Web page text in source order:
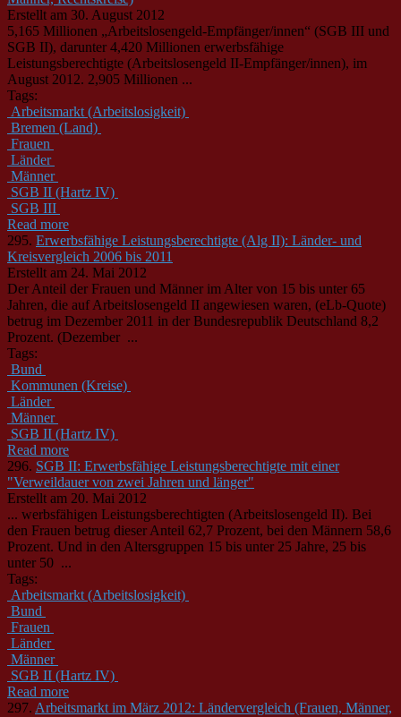
Erstellt am 30. August 2012
5,165 Millionen „Arbeitslosengeld-Empfänger/innen“ (SGB III und
SGB II), darunter 4,420 Millionen erwerbsfähige
Leistungsberechtigte (Arbeitslosengeld II-Empfänger/innen), im
August 2012. 2,905 Millionen ...
Tags:
Arbeitsmarkt (Arbeitslosigkeit)
Bremen (Land)
Frauen
Länder
Männer
SGB II (Hartz IV)
SGB III
Read more
295. Erwerbsfähige Leistungsberechtigte (Alg II): Länder- und
Kreisvergleich 2006 bis 2011
Erstellt am 24. Mai 2012
Der Anteil der Frauen und Männer im Alter von 15 bis unter 65
Jahren, die auf Arbeitslosengeld II angewiesen waren, (eLb-Quote)
betrug im Dezember 2011 in der Bundesrepublik Deutschland 8,2
Prozent. (Dezember ...
Tags:
Bund
Kommunen (Kreise)
Länder
Männer
SGB II (Hartz IV)
Read more
296. SGB II: Erwerbsfähige Leistungsberechtigte mit einer
"Verweildauer von zwei Jahren und länger"
Erstellt am 20. Mai 2012
... werbsfähigen Leistungsberechtigten (Arbeitslosengeld II). Bei
den Frauen betrug dieser Anteil 62,7 Prozent, bei den Männern 58,6
Prozent. Und in den Altersgruppen 15 bis unter 25 Jahre, 25 bis
unter 50 ...
Tags:
Arbeitsmarkt (Arbeitslosigkeit)
Bund
Frauen
Länder
Männer
SGB II (Hartz IV)
Read more
297. Arbeitsmarkt im März 2012: Ländervergleich (Frauen, Männer,